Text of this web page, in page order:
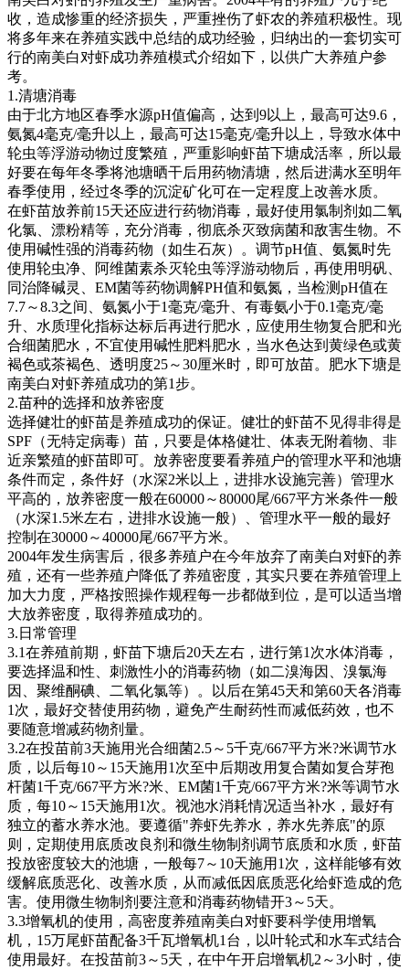
收，造成惨重的经济损失，严重挫伤了虾农的养殖积极性。现
将多年来在养殖实践中总结的成功经验，归纳出的一套切实可
行的南美白对虾成功养殖模式介绍如下，以供广大养殖户参
考。
1.清塘消毒
由于北方地区春季水源pH值偏高，达到 9以上，最高可达9.6 ，
氨氮4毫克/毫升以上，最高可达15毫克/毫升以上，导致水体中
轮虫等浮游动物过度繁殖，严重影响虾苗下塘成活率，所以最
好要在每年冬季将池塘晒干后用药物清塘，然后进满水至明年
春季使用，经过冬季的沉淀矿化可在一定程度上改善水质。
在虾苗放养前15天还应进行药物消毒，最好使用氯制剂如二氧
化氯、漂粉精等，充分消毒，彻底杀灭致病菌和敌害生物。不
使用碱性强的消毒药物（如生石灰）。调节pH值、氨氮时先
使用轮虫净、阿维菌素杀灭轮虫等浮游动物后，再使用明矾、
同治降碱灵、 EM菌等药物调解PH值和氨氮，当检测pH值在
7.7～8.3之间、氨氮小于1毫克/毫升、有毒氨小于0.1毫克/毫
升、水质理化指标达标后再进行肥水，应使用生物复合肥和光
合细菌肥水，不宜使用碱性肥料肥水，当水色达到黄绿色或黄
褐色或茶褐色、透明度25～30厘米时，即可放苗。肥水下塘是
南美白对虾养殖成功的第1步。
2.苗种的选择和放养密度
选择健壮的虾苗是养殖成功的保证。健壮的虾苗不见得非得是
SPF （无特定病毒）苗，只要是体格健壮、体表无附着物、非
近亲繁殖的虾苗即可。放养密度要看养殖户的管理水平和池塘
条件而定，条件好（水深2米以上，进排水设施完善）管理水
平高的，放养密度一般在60000～80000尾/667平方米条件一般
（水深1.5米左右，进排水设施一般）、管理水平一般的最好
控制在30000～40000尾/667平方米。
2004年发生病害后，很多养殖户在今年放弃了南美白对虾的养
殖，还有一些养殖户降低了养殖密度，其实只要在养殖管理上
加大力度，严格按照操作规程每一步都做到位，是可以适当增
大放养密度，取得养殖成功的。
3. 日常管理
3.1在养殖前期，虾苗下塘后20天左右，进行第1 次水体消毒，
要选择温和性、刺激性小的消毒药物（如二溴海因、溴氯海
因、聚维酮碘、二氧化氯等）。以后在第45天和第60天各消毒
1 次，最好交替使用药物，避免产生耐药性而减低药效，也不
要随意增减药物剂量。
3.2在投苗前3天施用光合细菌2.5～ 5千克/667平方米?米调节水
质，以后每10～ 15天施用 1 次至中后期改用复合菌如复合芽孢
杆菌1千克/667平方米?米、 EM菌1千克/667平方米?米等调节水
质，每10～ 15天施用 1 次。视池水消耗情况适当补水，最好有
独立的蓄水养水池。要遵循"养虾先养水，养水先养底"的原
则，定期使用底质改良剂和微生物制剂调节底质和水质，虾苗
投放密度较大的池塘，一般每7～ 10天施用 1 次，这样能够有效
缓解底质恶化、改善水质，从而减低因底质恶化给虾造成的危
害。使用微生物制剂要注意和消毒药物错开3～ 5天。
3.3增氧机的使用，高密度养殖南美白对虾要科学使用增氧
机， 15万尾虾苗配备3千瓦增氧机1 台，以叶轮式和水车式结合
使用最好。在投苗前3～ 5天，在中午开启增氧机2 ～3小时，使